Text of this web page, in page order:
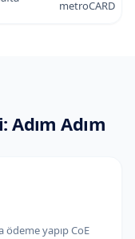
metroCARD
Adım Adım
yapıp CoE